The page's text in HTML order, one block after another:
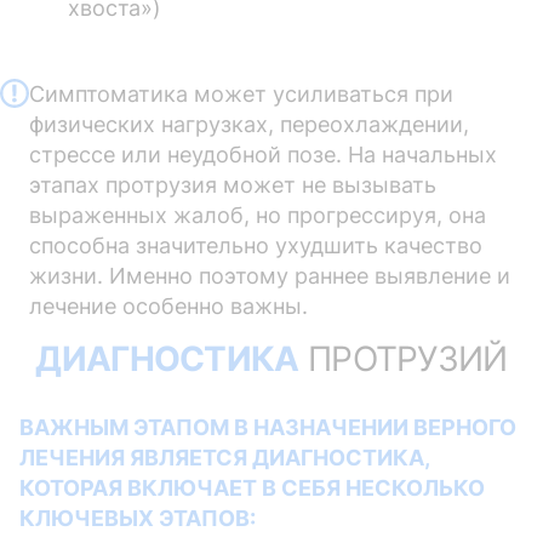
хвоста»)
Симптоматика может усиливаться при
физических нагрузках, переохлаждении,
стрессе или неудобной позе. На начальных
этапах протрузия может не вызывать
выраженных жалоб, но прогрессируя, она
способна значительно ухудшить качество
жизни. Именно поэтому раннее выявление и
лечение особенно важны.
ДИАГНОСТИКА ПРОТРУЗИЙ
ВАЖНЫМ ЭТАПОМ В НАЗНАЧЕНИИ ВЕРНОГО
ЛЕЧЕНИЯ ЯВЛЯЕТСЯ ДИАГНОСТИКА,
КОТОРАЯ ВКЛЮЧАЕТ В СЕБЯ НЕСКОЛЬКО
КЛЮЧЕВЫХ ЭТАПОВ: